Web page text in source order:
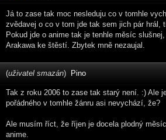
Já to zase tak moc nesleduju co v tomhle
zvědavej o co v tom jde tak sem jich pár hrál,
Pokud jde o anime tak je tenhle měsíc
Arakawa ke štěstí. Zbytek mně nezaujal.
(uživatel smazán) Pino
Tak z roku 2006 to zase tak starý není. :) Ale
pořádného v tomhle žánru asi nevychází, že?
Ale musím říct, že říjen je docela plodný
anime.